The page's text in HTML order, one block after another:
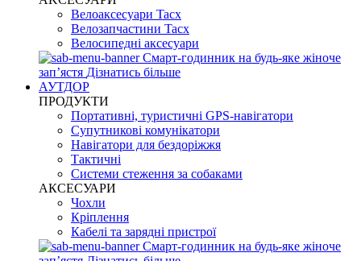
Велоаксесуари Tacx
Велозапчастини Tacx
Велосипедні аксесуари
Смарт-годинник на будь-яке жіноче
запʼястя Дізнатись більше
АУТДОР
ПРОДУКТИ
Портативні, туристичні GPS-навігатори
Супутникові комунікатори
Навігатори для бездоріжжя
Тактичні
Системи стеження за собаками
АКСЕСУАРИ
Чохли
Кріплення
Кабелі та зарядні пристрої
Смарт-годинник на будь-яке жіноче